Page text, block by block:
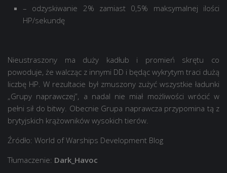
– odzyskiwanie 2% zamiast 0,5% maksymalnej ilości
HP/sekundę
Nieustraszony ma duży kadłub i promień skrętu co
powoduje, że walcząc z innymi DD i będąc wykrytym traci dużą
liczbę HP. W rezultacie był zmuszony zużyć wszystkie ładunki
„Grupy naprawczej”, a nadal nie miał możliwości wrócić w
pełni sił do bitwy. Obecnie Grupa naprawcza przypomina tą z
brytyjskich krążowników wysokich tierów.
Źródło: World of Warships Development Blog
Tłumaczenie: Dark_Havoc